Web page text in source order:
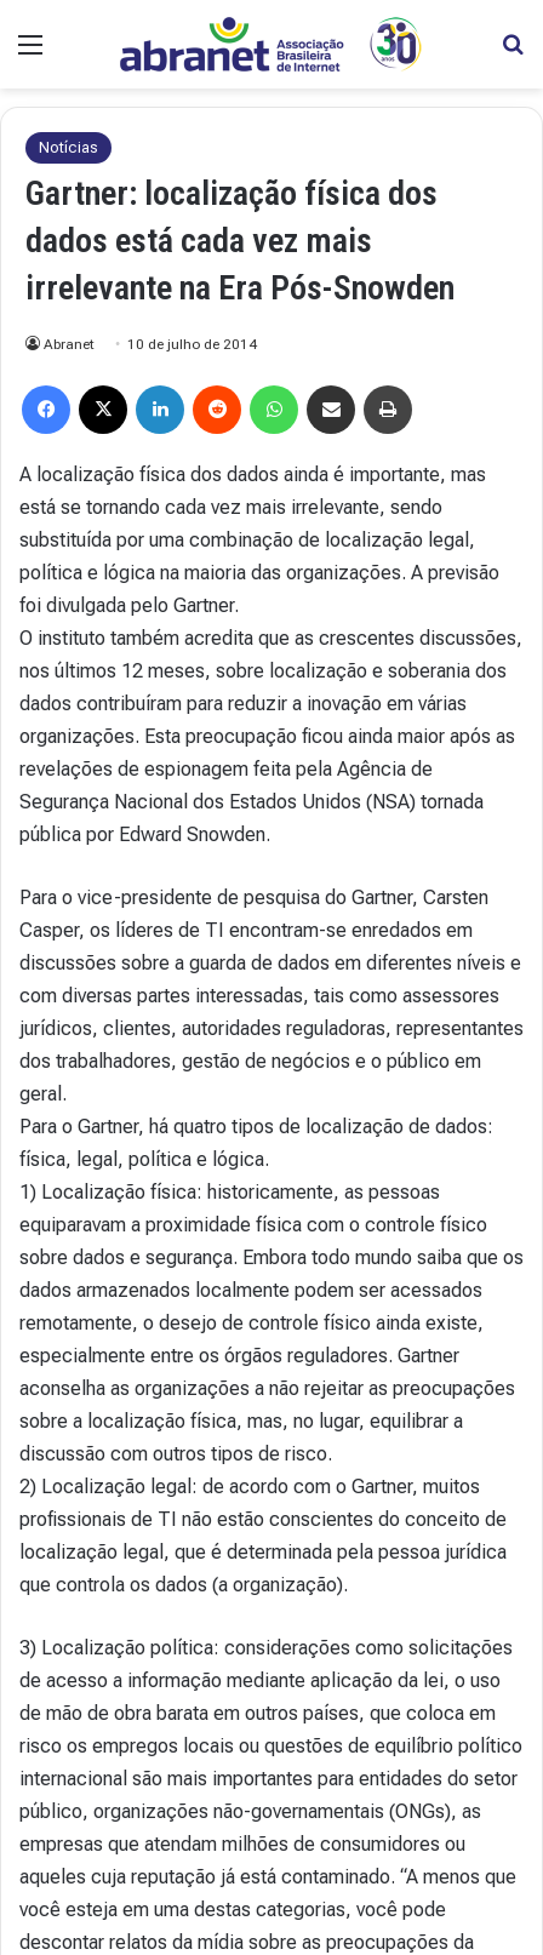
Notícias
Gartner: localização física dos
dados está cada vez mais
irrelevante na Era Pós-Snowden
Abranet 10 de julho de 2014
A localização física dos dados ainda é importante, mas
está se tornando cada vez mais irrelevante, sendo
substituída por uma combinação de localização legal,
política e lógica na maioria das organizações. A previsão
foi divulgada pelo Gartner.
O instituto também acredita que as crescentes discussões,
nos últimos 12 meses, sobre localização e soberania dos
dados contribuíram para reduzir a inovação em várias
organizações. Esta preocupação ficou ainda maior após as
revelações de espionagem feita pela Agência de
Segurança Nacional dos Estados Unidos (NSA) tornada
pública por Edward Snowden.
Para o vice-presidente de pesquisa do Gartner, Carsten
Casper, os líderes de TI encontram-se enredados em
discussões sobre a guarda de dados em diferentes níveis e
com diversas partes interessadas, tais como assessores
jurídicos, clientes, autoridades reguladoras, representantes
dos trabalhadores, gestão de negócios e o público em
geral.
Para o Gartner, há quatro tipos de localização de dados:
física, legal, política e lógica.
1) Localização física: historicamente, as pessoas
equiparavam a proximidade física com o controle físico
sobre dados e segurança. Embora todo mundo saiba que os
dados armazenados localmente podem ser acessados
remotamente, o desejo de controle físico ainda existe,
especialmente entre os órgãos reguladores. Gartner
aconselha as organizações a não rejeitar as preocupações
sobre a localização física, mas, no lugar, equilibrar a
discussão com outros tipos de risco.
2) Localização legal: de acordo com o Gartner, muitos
profissionais de TI não estão conscientes do conceito de
localização legal, que é determinada pela pessoa jurídica
que controla os dados (a organização).
3) Localização política: considerações como solicitações
de acesso a informação mediante aplicação da lei, o uso
de mão de obra barata em outros países, que coloca em
risco os empregos locais ou questões de equilíbrio político
internacional são mais importantes para entidades do setor
público, organizações não-governamentais (ONGs), as
empresas que atendam milhões de consumidores ou
aqueles cuja reputação já está contaminado. “A menos que
você esteja em uma destas categorias, você pode
descontar relatos da mídia sobre as preocupações da